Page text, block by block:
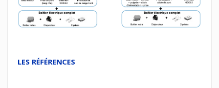
LES RÉFÉRENCES